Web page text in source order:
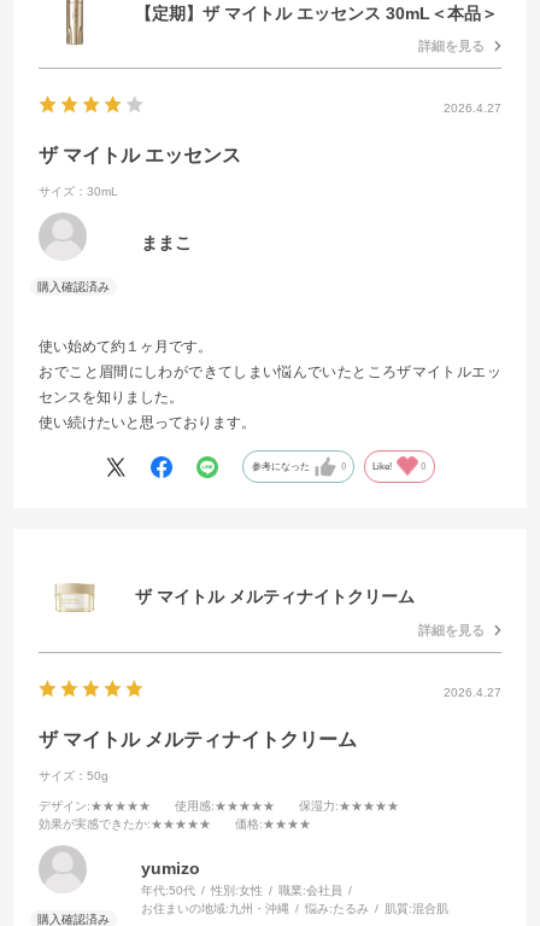
【定期】ザ マイトル エッセンス 30mL＜本品＞
詳細を見る
2026.4.27
ザ マイトル エッセンス
サイズ：30mL
ままこ
使い始めて約１ヶ月です。
おでこと眉間にしわができてしまい悩んでいたところザマイトルエッ
センスを知りました。
使い続けたいと思っております。
参考になった 0 Like! 0
ザ マイトル メルティナイトクリーム
詳細を見る
2026.4.27
ザ マイトル メルティナイトクリーム
サイズ：50g
デザイン:★★★★★ 使用感:★★★★★ 保湿力:★★★★★
効果が実感できたか:★★★★★ 価格:★★★★
yumizo
年代:50代 性別:女性 職業:会社員
お住まいの地域:九州・沖縄 悩み:たるみ 肌質:混合肌